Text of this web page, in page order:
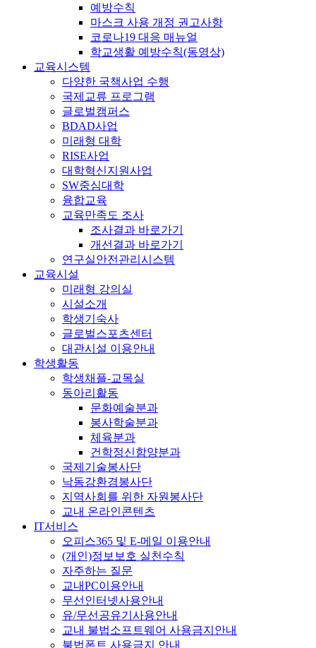
예방수칙
마스크 사용 개정 권고사항
코로나19 대응 매뉴얼
학교생활 예방수칙(동영상)
교육시스템
다양한 국책사업 수행
국제교류 프로그램
글로벌캠퍼스
BDAD사업
미래형 대학
RISE사업
대학혁신지원사업
SW중심대학
융합교육
교육만족도 조사
조사결과 바로가기
개선결과 바로가기
연구실안전관리시스템
교육시설
미래형 강의실
시설소개
학생기숙사
글로벌스포츠센터
대관시설 이용안내
학생활동
학생채플-교목실
동아리활동
문화예술분과
봉사학술분과
체육분과
건학정신함양분과
국제기술봉사단
낙동강환경봉사단
지역사회를 위한 자원봉사단
교내 온라인콘텐츠
IT서비스
오피스365 및 E-메일 이용안내
(개인)정보보호 실천수칙
자주하는 질문
교내PC이용안내
무선인터넷사용안내
유/무선공유기사용안내
교내 불법소프트웨어 사용금지안내
불법폰트 사용금지 안내